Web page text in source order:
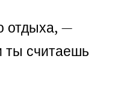
отдыха, —
ты считаешь